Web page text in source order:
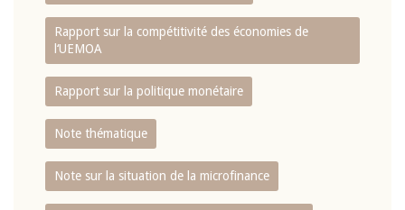
Rapport sur la compétitivité des économies de
l‘UEMOA
Rapport sur la politique monétaire
Note thématique
Note sur la situation de la microfinance